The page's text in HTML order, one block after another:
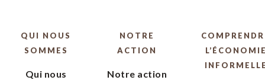
QUI NOUS
SOMMES
Qui nous
NOTRE
ACTION
Notre action